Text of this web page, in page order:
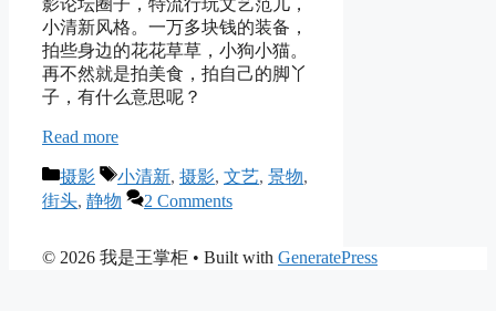
影论坛圈子，特流行玩文艺范儿，
小清新风格。一万多块钱的装备，
拍些身边的花花草草，小狗小猫。
再不然就是拍美食，拍自己的脚丫
子，有什么意思呢？
Read more
Categories
摄影 Tags
小清新, 摄影, 文艺, 景物,
街头, 静物 2 Comments
© 2026 我是王掌柜 • Built with GeneratePress